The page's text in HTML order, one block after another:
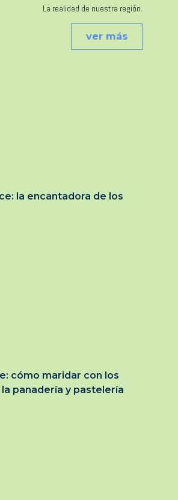
La realidad de nuestra región.
ver más
la encantadora de los
cómo maridar con los
panadería y pastelería